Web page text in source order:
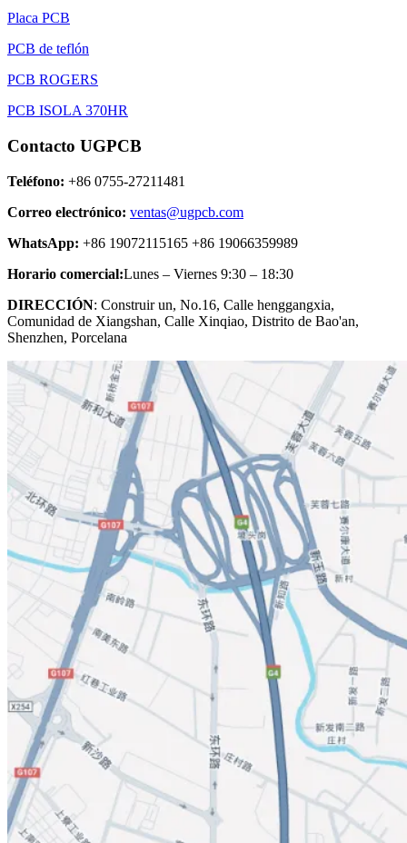
Placa PCB
PCB de teflón
PCB ROGERS
PCB ISOLA 370HR
Contacto UGPCB
Teléfono: +86 0755-27211481
Correo electrónico: ventas@ugpcb.com
WhatsApp: +86 19072115165 +86 19066359989
Horario comercial:Lunes – Viernes 9:30 – 18:30
DIRECCIÓN: Construir un, No.16, Calle henggangxia,
Comunidad de Xiangshan, Calle Xinqiao, Distrito de Bao'an,
Shenzhen, Porcelana